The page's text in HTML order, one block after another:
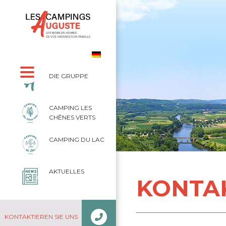
DIE GRUPPE
CAMPING LES
CHÊNES VERTS
CAMPING DU LAC
AKTUELLES
KONTAKTIEREN SIE UNS
05 46 06 82 99